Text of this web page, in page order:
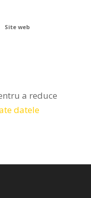
Site web
a reduce
datele